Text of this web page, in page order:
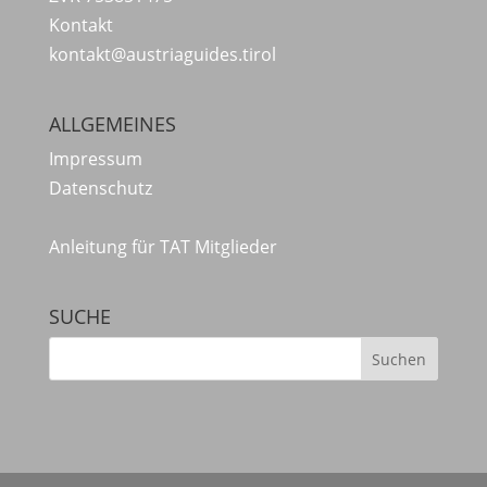
Kontakt
kontakt@austriaguides.tirol
ALLGEMEINES
Impressum
Datenschutz
Anleitung für TAT Mitglieder
SUCHE